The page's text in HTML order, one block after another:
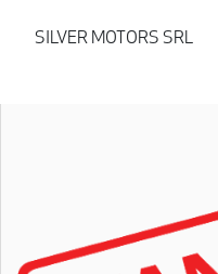
SILVER MOTORS SRL